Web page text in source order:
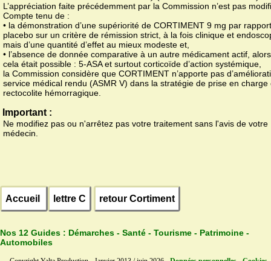
L’appréciation faite précédemment par la Commission n’est pas
Compte tenu de :
• la démonstration d’une supériorité de CORTIMENT 9 mg par
placebo sur un critère de rémission strict, à la fois clinique et
mais d’une quantité d’effet au mieux modeste et,
• l’absence de donnée comparative à un autre médicament actif,
cela était possible : 5-ASA et surtout corticoïde d’action systémique,
la Commission considère que CORTIMENT n’apporte pas
service médical rendu (ASMR V) dans la stratégie de prise en charge
rectocolite hémorragique.
Important :
Ne modifiez pas ou n'arrêtez pas votre traitement sans l'avis de votre
médecin.
Accueil lettre C retour Cortiment
Nos 12 Guides : Démarches - Santé - Tourisme - Patrimoine -
Automobiles